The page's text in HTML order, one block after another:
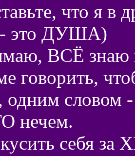
что я в
это ДУША)
ВСЁ знаю
говорить,
одним словом
нечем.
себя